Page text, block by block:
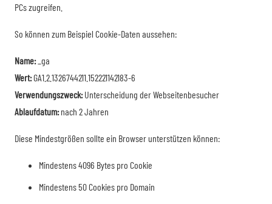
PCs zugreifen.
So können zum Beispiel Cookie-Daten aussehen:
Name:_ga
Wert:GA1.2.1326744211.152221142183-6
Verwendungszweck:Unterscheidung der Webseitenbesucher
Ablaufdatum:nach 2 Jahren
Diese Mindestgrößen sollte ein Browser unterstützen können:
Mindestens 4096 Bytes pro Cookie
Mindestens 50 Cookies pro Domain